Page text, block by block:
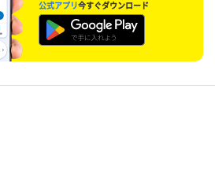
公式アプリ今すぐダウンロード